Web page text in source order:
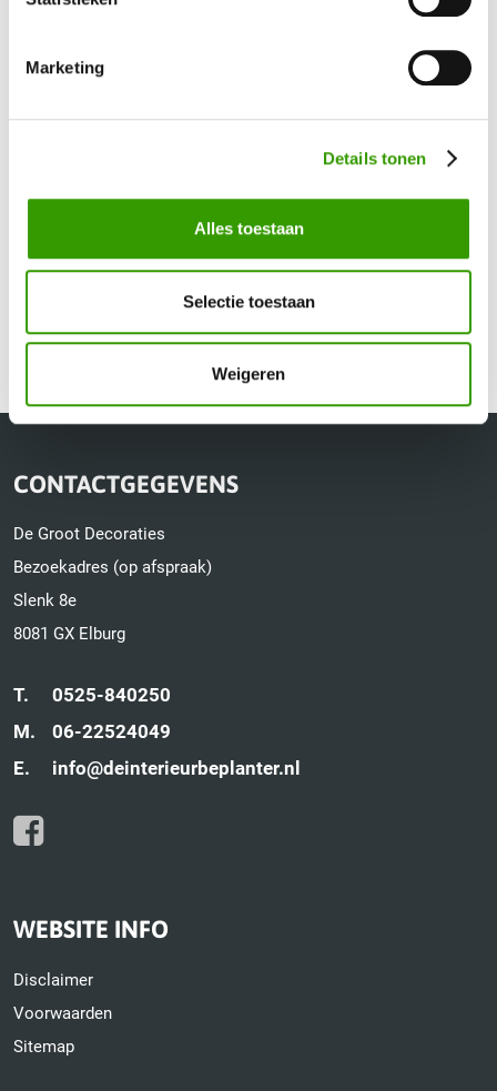
Marketing
Details tonen
Alles toestaan
Selectie toestaan
Weigeren
Offerte aanvragen
Bel: 0525-840250 of stuur eene-mail. Uiteraard kunt u ook
Alle kunstbloemen
CONTACTGEGEVENS
De Groot Decoraties
Bezoekadres (op afspraak)
Slenk 8e
8081 GX Elburg
T.
0525-840250
M.
06-22524049
E.
info@deinterieurbeplanter.nl
WEBSITE INFO
Disclaimer
Voorwaarden
Sitemap